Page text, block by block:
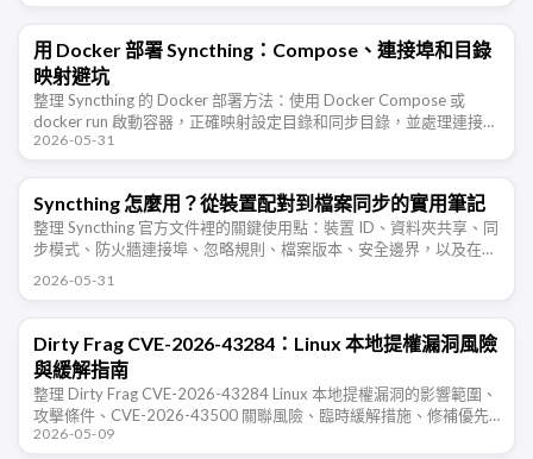
用 Docker 部署 Syncthing：Compose、連接埠和目錄
映射避坑
整理 Syncthing 的 Docker 部署方法：使用 Docker Compose 或
docker run 啟動容器，正確映射設定目錄和同步目錄，並處理連接
埠、防火牆、PUID/PGID 權限 …
2026-05-31
Syncthing 怎麼用？從裝置配對到檔案同步的實用筆記
整理 Syncthing 官方文件裡的關鍵使用點：裝置 ID、資料夾共享、同
步模式、防火牆連接埠、忽略規則、檔案版本、安全邊界，以及在
2026-05-31
Dirty Frag CVE-2026-43284：Linux 本地提權漏洞風險
與緩解指南
整理 Dirty Frag CVE-2026-43284 Linux 本地提權漏洞的影響範圍、
攻擊條件、CVE-2026-43500 關聯風險、臨時緩解措施、修補優先
級和入侵後檢查建議。
2026-05-09